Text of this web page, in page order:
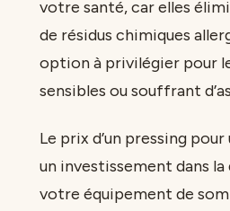
votre santé, car elles
de résidus chimiques
option à privilégier pour
sensibles ou souffrant
Le prix d’un pressing
un investissement dans
votre équipement de